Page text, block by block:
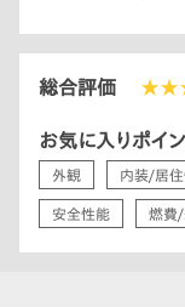
総合評価
お気に入りポイン
外観 内装/居住
安全性能 燃費/